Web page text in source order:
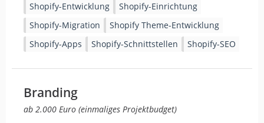
Shopify-Entwicklung
Shopify-Einrichtung
Shopify-Migration
Shopify Theme-Entwicklung
Shopify-Apps
Shopify-Schnittstellen Shopify-SEO
Branding
ab 2.000 Euro (einmaliges Projektbudget)